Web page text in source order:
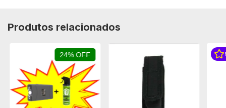
Produtos relacionados
24% OFF